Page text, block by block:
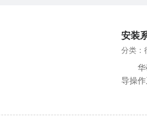
安装
分类：
导操